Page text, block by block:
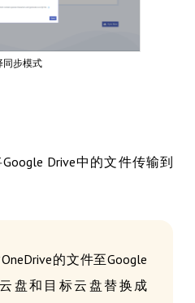
同步模式
Google Drive中的文件传输到
的文件至Google
盘和目标云盘替换成